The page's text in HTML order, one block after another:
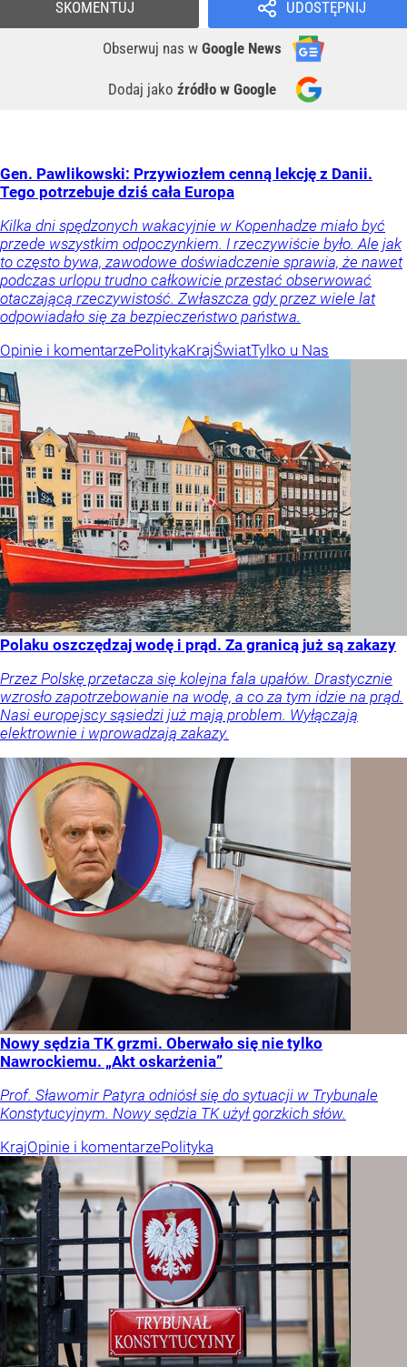
UDOSTĘPNIJ
Obserwuj nas w Google News
Dodaj jako źródło w Google
SKOMENTUJ
Gen. Pawlikowski: Przywiozłem cenną lekcję z Danii.
Tego potrzebuje dziś cała Europa
Kilka dni spędzonych wakacyjnie w Kopenhadze miało być
przede wszystkim odpoczynkiem. I rzeczywiście było. Ale jak
to często bywa, zawodowe doświadczenie sprawia, że nawet
podczas urlopu trudno całkowicie przestać obserwować
otaczającą rzeczywistość. Zwłaszcza gdy przez wiele lat
odpowiadało się za bezpieczeństwo państwa.
Opinie i komentarzePolitykaKrajŚwiatTylko u Nas
Polaku oszczędzaj wodę i prąd. Za granicą już są zakazy
Przez Polskę przetacza się kolejna fala upałów. Drastycznie
wzrosło zapotrzebowanie na wodę, a co za tym idzie na prąd.
Nasi europejscy sąsiedzi już mają problem. Wyłączają
elektrownie i wprowadzają zakazy.
Nowy sędzia TK grzmi. Oberwało się nie tylko
Nawrockiemu. „Akt oskarżenia”
Prof. Sławomir Patyra odniósł się do sytuacji w Trybunale
Konstytucyjnym. Nowy sędzia TK użył gorzkich słów.
KrajOpinie i komentarzePolityka